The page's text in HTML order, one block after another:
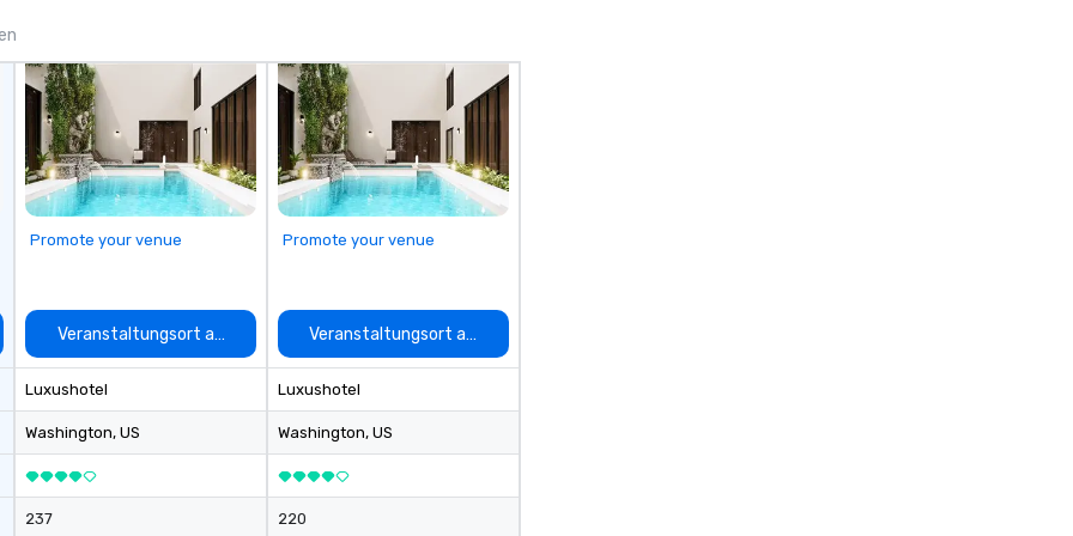
mission is to create compelling
exhibitions and other learning
experiences that shed light on
the shadow world of espionage
and intelligence, educating and
challenging each of us to engage
topics such as the impact of
secrecy on civil liberties, the
challenges of disinformation in a
social media environment.
Promote your venue
Veranstaltungsort auswählen
Luxushotel
Washington, US
237
Promote your venue
Veranstaltungsort auswählen
Luxushotel
Washington, US
220